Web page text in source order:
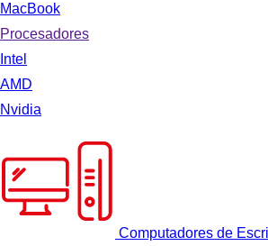
MacBook
Procesadores
Intel
AMD
Nvidia
Computadores de